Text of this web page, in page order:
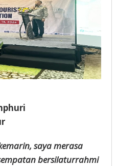
saya merasa
bersilaturrahmi